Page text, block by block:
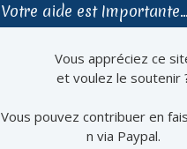
Votre aide est Importante…
Vous appréciez ce
et voulez le soutenir
Vous pouvez contribuer en
n via Paypal.